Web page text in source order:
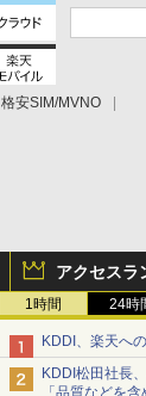
格安SIM/MVNO
アクセスラ
1時間 24時
KDDI、楽天へ
KDDI松田社長
「品質などを